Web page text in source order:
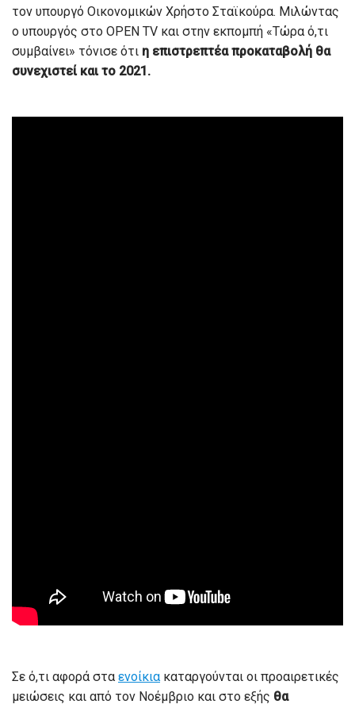
τον υπουργό Οικονομικών Χρήστο Σταϊκούρα. Μιλώντας
ο υπουργός στο OPEN TV και στην εκπομπή «Τώρα ό,τι
συμβαίνει» τόνισε ότι η επιστρεπτέα προκαταβολή θα
συνεχιστεί και το 2021.
Σε ό,τι αφορά στα ενοίκιακαταργούνται οι προαιρετικές
μειώσεις και από τον Νοέμβριο και στο εξής θα